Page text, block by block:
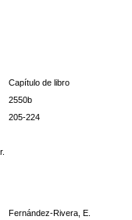
Capítulo de libro
2550b
205-224
Fernández-Rivera, E.